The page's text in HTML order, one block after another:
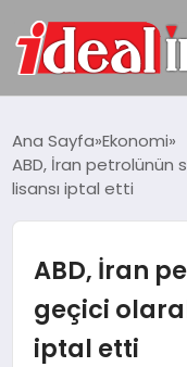
BILGISAYAR
TEKNOLOJI
Ana Sayfa Ekonomi
ABD, İran petrolünün
lisansı iptal etti
ABD, İran
geçici
iptal etti